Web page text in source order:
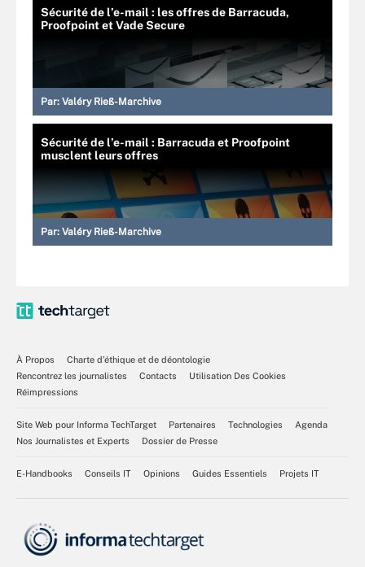
Sécurité de l’e-mail : les offres de Barracuda,
Proofpoint et Vade Secure
Par: Valéry Rieß-Marchive
Sécurité de l’e-mail : Barracuda et Proofpoint
musclent leurs offres
Par: Valéry Rieß-Marchive
À Propos
Charte d’éthique et de déontologie
Rencontrez les journalistes
Contacts
Utilisation Des Cookies
Réimpressions
Site Web pour Informa TechTarget Partenaires Technologies
Agenda
Nos Journalistes et Experts
Dossier de Presse
E-Handbooks Conseils IT Opinions Guides Essentiels Projets IT